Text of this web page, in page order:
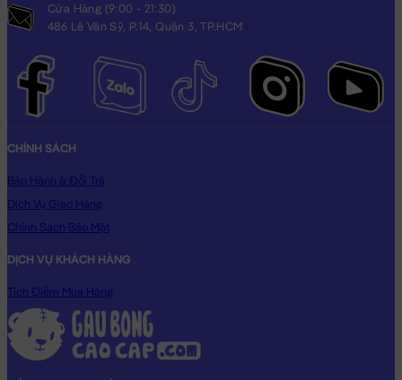
Cửa Hàng (9:00 - 21:30)
486 Lê Văn Sỹ, P.14, Quận 3, TP.HCM
CHÍNH SÁCH
Bảo Hành & Đổi Trả
Dịch Vụ Giao Hàng
Chính Sách Bảo Mật
DỊCH VỤ KHÁCH HÀNG
Tích Điểm Mua Hàng